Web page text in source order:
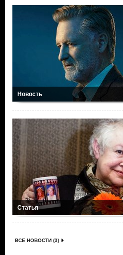
Новость
Статья
ВСЕ НОВОСТИ (3)